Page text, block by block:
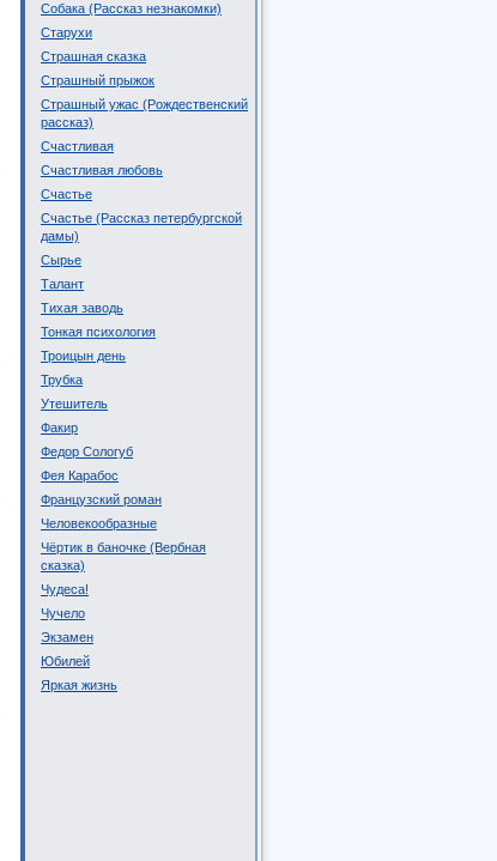
Собака (Рассказ незнакомки)
Старухи
Страшная сказка
Страшный прыжок
Страшный ужас (Рождественский
рассказ)
Счастливая
Счастливая любовь
Счастье
Счастье (Рассказ петербургской
дамы)
Сырье
Талант
Тихая заводь
Тонкая психология
Троицын день
Трубка
Утешитель
Факир
Федор Сологуб
Фея Карабос
Французский роман
Человекообразные
Чёртик в баночке (Вербная
сказка)
Чудеса!
Чучело
Экзамен
Юбилей
Яркая жизнь